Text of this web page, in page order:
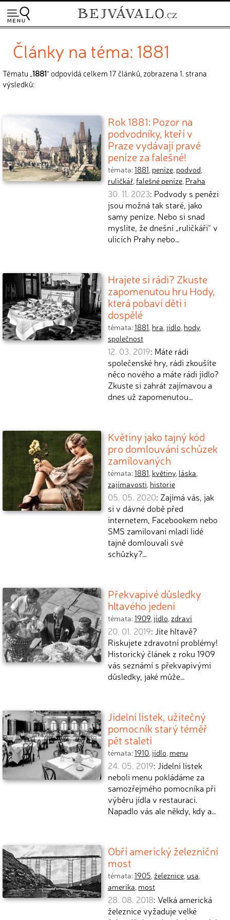
Články na téma: 1881
Tématu „1881“ odpovídá celkem 17 článků, zobrazena 1. strana
výsledků:
Rok 1881: Pozor na
podvodníky, kteří v
Praze vydávají pravé
peníze za falešné!
témata:1881, peníze, podvod,
ruličkář,falešné peníze, Praha
30. 11. 2023: Podvody s penězi
jsou možná tak staré, jako
samy peníze. Nebo si snad
myslíte, že dnešní „ruličkáři“ v
ulicích Prahy nebo…
Hrajete si rádi? Zkuste
zapomenutou hru Hody,
která pobaví děti i
dospělé
témata:1881, hra,jídlo, hody,
společnost
12. 03. 2019: Máte rádi
společenské hry, rádi zkoušíte
něco nového a máte rádi jídlo?
Zkuste si zahrát zajímavou a
dnes už zapomenutou…
Květiny jako tajný kód
pro domlouvání schůzek
zamilovaných
témata:1881, květiny, láska,
zajímavosti, historie
05. 05. 2020: Zajímá vás, jak
si v dávné době před
internetem, Facebookem nebo
SMS zamilovaní mladí lidé
tajně domlouvali své
schůzky?…
Překvapivé důsledky
hltavého jedení
témata:1909,jídlo, zdraví
20. 01. 2019: Jíte hltavě?
Riskujete zdravotní problémy!
Historický článek z roku 1909
vás seznámí s překvapivými
důsledky, jaké může…
Jídelní lístek, užitečný
pomocník starý téměř
pět staletí
témata:1910,jídlo, menu
24. 05. 2019: Jídelní lístek
neboli menu pokládáme za
samozřejmého pomocníka při
výběru jídla v restauraci.
Napadlo vás ale někdy, kdy a…
Obří americký železniční
most
témata:1905, železnice, usa,
amerika, most
28. 08. 2018: Velká americká
železnice vyžaduje velké